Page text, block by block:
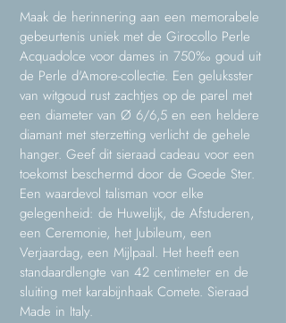
Maak de herinnering aan een memorabele
gebeurtenis uniek met de Girocollo Perle
Acquadolce voor dames in 750‰ goud uit
de Perle d'Amore-collectie. Een geluksster
van witgoud rust zachtjes op de parel met
een diameter van Ø 6/6,5 en een heldere
diamant met sterzetting verlicht de gehele
hanger. Geef dit sieraad cadeau voor een
toekomst beschermd door de Goede Ster.
Een waardevol talisman voor elke
gelegenheid: de Huwelijk, de Afstuderen,
een Ceremonie, het Jubileum, een
Verjaardag, een Mijlpaal. Het heeft een
standaardlengte van 42 centimeter en de
sluiting met karabijnhaak Comete. Sieraad
Made in Italy.